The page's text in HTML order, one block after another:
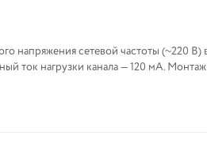
ток нагрузки канала — 120 мА. Монтаж